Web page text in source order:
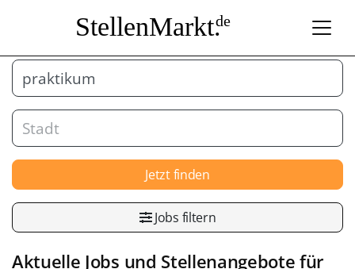
StellenMarkt.de
Jetzt finden
Jobs filtern
Aktuelle Jobs und Stellenangebote für